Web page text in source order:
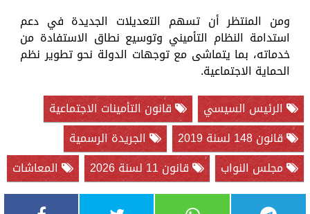
ومن المنتظر أن تسهم التعديلات الجديدة في دعم
استدامة النظام التأميني وتوسيع نطاق الاستفادة من
خدماته، بما يتماشى مع توجهات الدولة نحو تطوير نظم
الحماية الاجتماعية.
الرئيس السيسي
قانون التأمينات الاجتماعية
قانون 148 لسنة 2019
الجريدة الرسمية
مجلس النواب
قانون 11 لسنة 2026 المعاشات